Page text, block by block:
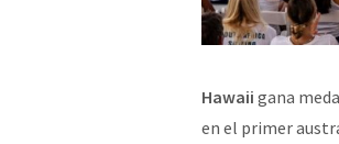
Hawaii gana
en el primer